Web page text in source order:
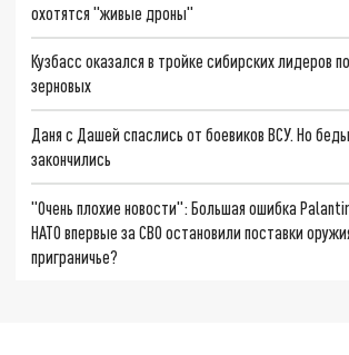
охотятся "живые дроны"
Кузбасс оказался в тройке сибирских лидеров
зерновых
Даня с Дашей спаслись от боевиков ВСУ. Но
закончились
"Очень плохие новости": Большая ошибка
НАТО впервые за СВО остановили поставки
приграничье?